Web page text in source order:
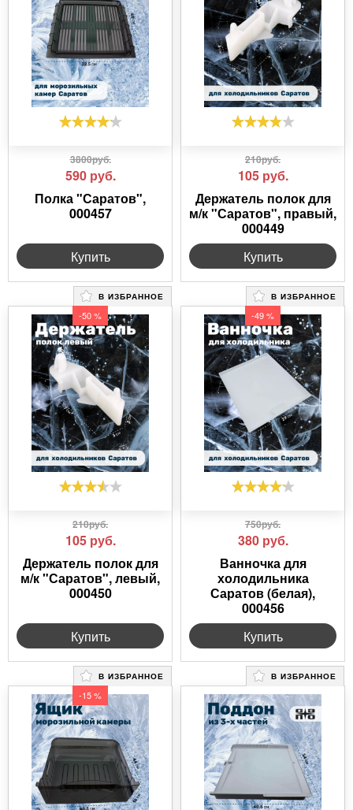
3800руб.
590 руб.
Полка "Саратов",
000457
Купить
210руб.
105 руб.
Держатель полок для
м/к "Саратов", правый,
000449
Купить
В ИЗБРАННОЕ
-50 %
210руб.
105 руб.
Держатель полок для
м/к "Саратов", левый,
000450
Купить
В ИЗБРАННОЕ
-49 %
750руб.
380 руб.
Ванночка для
холодильника
Саратов (белая),
000456
Купить
В ИЗБРАННОЕ
-15 %
В ИЗБРАННОЕ